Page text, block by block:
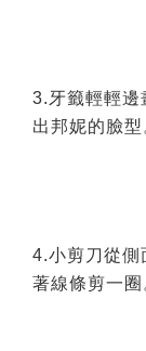
3.牙籤輕輕邊
出邦妮的臉型
4.小剪刀從側
著線條剪一圈